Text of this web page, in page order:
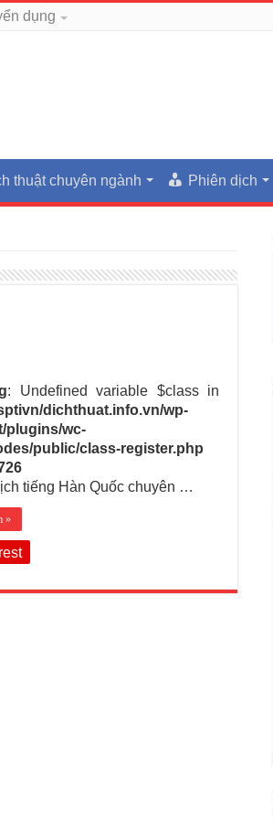
dụng
thuật chuyên ngành Phiên dịch
: Undefined variable $class in
dichthuat.info.vn/wp-
plugins/wc-
public/class-register.php
tiếng Hàn Quốc chuyên …
»